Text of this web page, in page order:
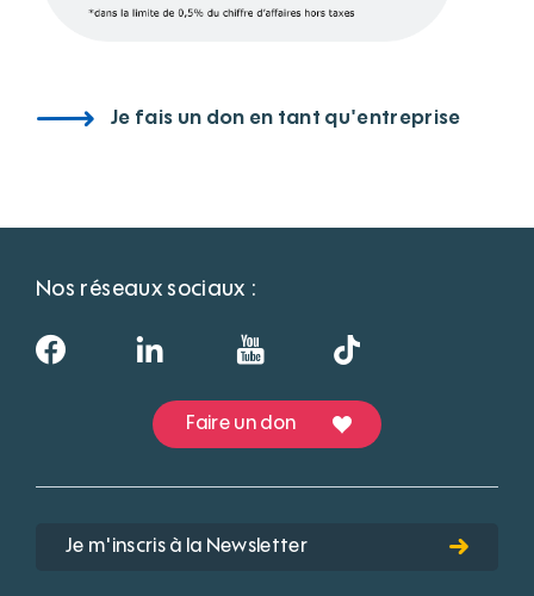
Je fais un don en tant qu'entreprise
Nos réseaux sociaux :
Faire un don
Je m'inscris à la Newsletter